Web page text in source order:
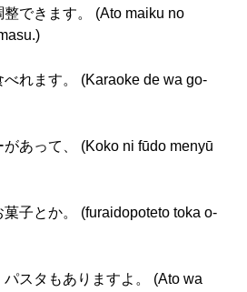
できます。 (Ato maiku no
れます。 (Karaoke de wa go-
あって、 (Koko ni fūdo menyū
子とか。 (furaidopoteto toka o-
スタもありますよ。 (Ato wa